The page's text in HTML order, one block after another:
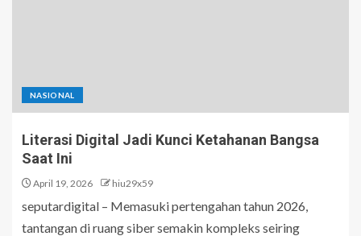
NASIONAL
Literasi Digital Jadi Kunci Ketahanan Bangsa
Saat Ini
April 19, 2026 hiu29x59
seputardigital – Memasuki pertengahan tahun 2026,
tantangan di ruang siber semakin kompleks seiring